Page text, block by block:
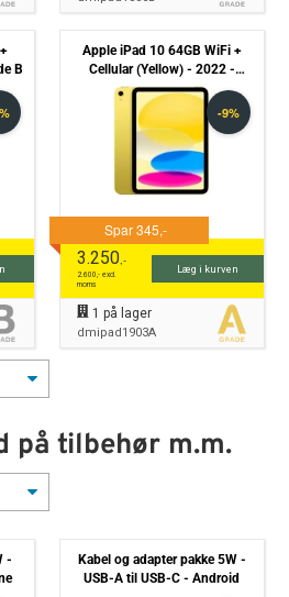
B
Apple iPad 10 64GB WiFi +
Cellular (Yellow) - 2022 -
Grade A
3.250,-
2.600,- excl.
moms
Læg i kurven
1 på lager
dmipad1903A
på tilbehør m.m.
-
Kabel og adapter pakke 5W -
USB-A til USB-C - Android